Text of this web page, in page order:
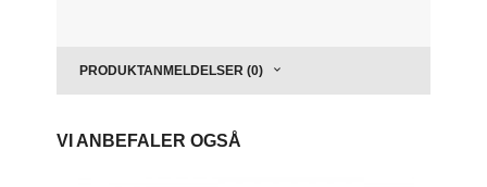
PRODUKTANMELDELSER (0)
VI ANBEFALER OGSÅ